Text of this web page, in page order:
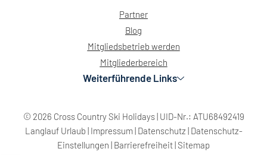
Partner
Blog
Mitgliedsbetrieb werden
Mitgliederbereich
Weiterführende Links
© 2026 Cross Country Ski Holidays| UID-Nr.: ATU68492419
Langlauf Urlaub | Impressum| Datenschutz | Datenschutz-
Einstellungen | Barrierefreiheit| Sitemap